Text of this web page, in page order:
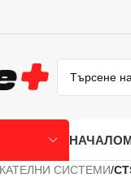
НАЧАЛО
СИСТЕМИ/